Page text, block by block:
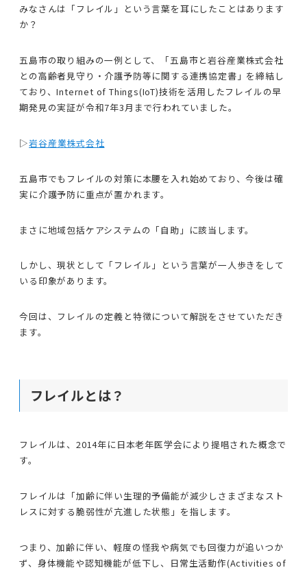
みなさんは「フレイル」という言葉を耳にしたことはあります
か？
五島市の取り組みの一例として、「五島市と岩谷産業株式会社
との高齢者見守り・介護予防等に関する連携協定書」を締結し
ており、Internet of Things(IoT)技術を活用したフレイルの早
期発見の実証が令和7年3月まで行われていました。
▷岩谷産業株式会社
五島市でもフレイルの対策に本腰を入れ始めており、今後は確
実に介護予防に重点が置かれます。
まさに地域包括ケアシステムの「自助」に該当します。
しかし、現状として「フレイル」という言葉が一人歩きをして
いる印象があります。
今回は、フレイルの定義と特徴について解説をさせていただき
ます。
フレイルとは？
フレイルは、2014年に日本老年医学会により提唱された概念で
す。
フレイルは「加齢に伴い生理的予備能が減少しさまざまなスト
レスに対する脆弱性が亢進した状態」を指します。
つまり、加齢に伴い、軽度の怪我や病気でも回復力が追いつか
ず、身体機能や認知機能が低下し、日常生活動作(Activities of